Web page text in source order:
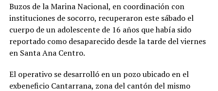
RELATED TOPICS:
ACUMULACIÓN DE AGUA
AFECTACIONES POR LLUVIAS
ÁREA DE EMERGENCIAS
CALLES ANEGADAS
CLIMA EN EL SALVADOR
EMERGENCIA POR LLUVIAS
HOSPITAL SAN JUAN DE DIOS
INUNDACIONES
LLUVIAS INTENSAS
PRECIPITACIONES
SANTA ANA
VEHÍCULOS AFECTADOS
Arrestan a sujeto que tras discusión atacó a otro
hombre con un corvo en San Vicente Norte
Buzos de la Marina Nacional, en coordinación con
instituciones de socorro, recuperaron este sábado el
cuerpo de un adolescente de 16 años que había sido
reportado como desaparecido desde la tarde del viernes
en Santa Ana Centro.
El operativo se desarrolló en un pozo ubicado en el
exbeneficio Cantarrana, zona del cantón del mismo